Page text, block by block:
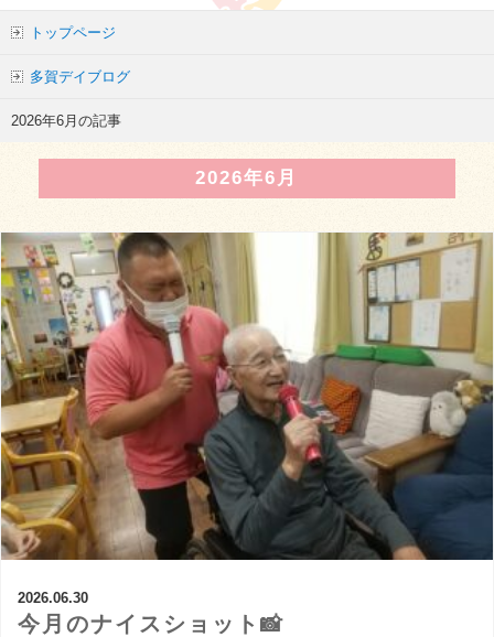
トップページ
多賀デイブログ
2026年6月の記事
2026年6月
2026.06.30
今月のナイスショット📸